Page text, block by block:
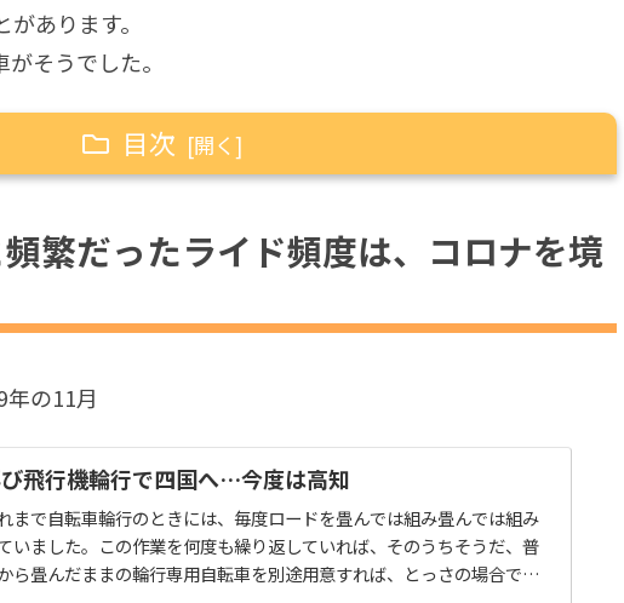
あります。
そうでした。
目次
スクしないと外出が憚られる時期に突入。
をひとつひとつ排除する時期にあてました。
間でライドできました。
繁だったライド頻度は、コロナを境
の11月
飛行機輪行で四国へ…今度は高知
まで自転車輪行のときには、毎度ロードを畳んでは組み畳んでは組み
いました。この作業を何度も繰り返していれば、そのうちそうだ、普
ら畳んだままの輪行専用自転車を別途用意すれば、とっさの場合でも